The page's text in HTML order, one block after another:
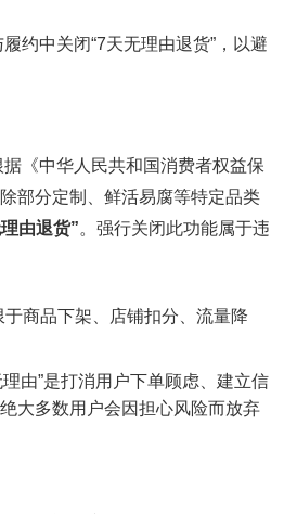
约中关闭“7天无理由退货”，以避
据《中华人民共和国消费者权益保
部分定制、鲜活易腐等特定品类
由退货”。强行关闭此功能属于违
于商品下架、店铺扣分、流量降
理由”是打消用户下单顾虑、建立信
大多数用户会因担心风险而放弃